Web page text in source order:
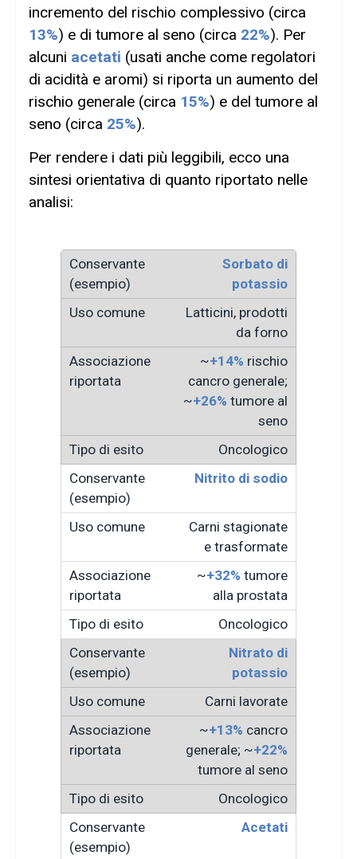
incremento del rischio complessivo (circa
13%) e di tumore al seno (circa 22%). Per
alcuni acetati (usati anche come regolatori
di acidità e aromi) si riporta un aumento del
rischio generale (circa 15%) e del tumore al
seno (circa 25%).
Per rendere i dati più leggibili, ecco una
sintesi orientativa di quanto riportato nelle
analisi:
Sorbato di
potassio
Latticini, prodotti
da forno
~+14% rischio
cancro generale;
~+26% tumore al
seno
Oncologico
Nitrito di sodio
Carni stagionate
e trasformate
~+32% tumore
alla prostata
Oncologico
Nitrato di
potassio
Carni lavorate
~+13% cancro
generale; ~+22%
tumore al seno
Oncologico
Acetati